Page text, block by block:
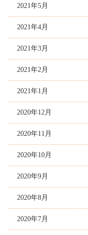
2021年5月
2021年4月
2021年3月
2021年2月
2021年1月
2020年12月
2020年11月
2020年10月
2020年9月
2020年8月
2020年7月